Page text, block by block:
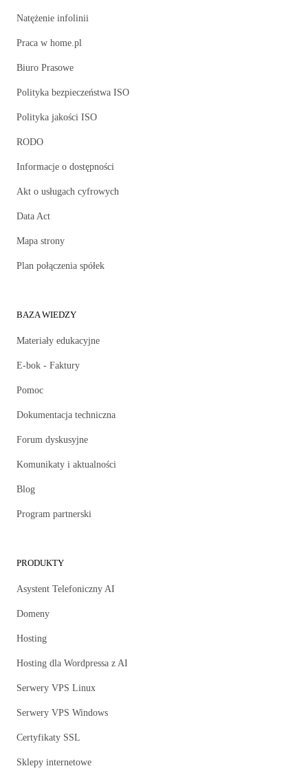
Natężenie infolinii
Praca w home.pl
Biuro Prasowe
Polityka bezpieczeństwa ISO
Polityka jakości ISO
RODO
Informacje o dostępności
Akt o usługach cyfrowych
Data Act
Mapa strony
Plan połączenia spółek
BAZA WIEDZY
Materiały edukacyjne
E-bok - Faktury
Pomoc
Dokumentacja techniczna
Forum dyskusyjne
Komunikaty i aktualności
Blog
Program partnerski
PRODUKTY
Asystent Telefoniczny AI
Domeny
Hosting
Hosting dla Wordpressa z AI
Serwery VPS Linux
Serwery VPS Windows
Certyfikaty SSL
Sklepy internetowe